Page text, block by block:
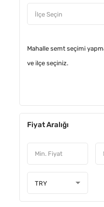
Mahalle semt seçimi
ve ilçe seçiniz.
Fiyat Aralığı
TRY